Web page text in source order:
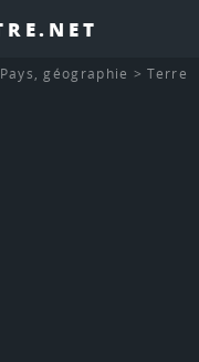
Pays, géographie >Terre